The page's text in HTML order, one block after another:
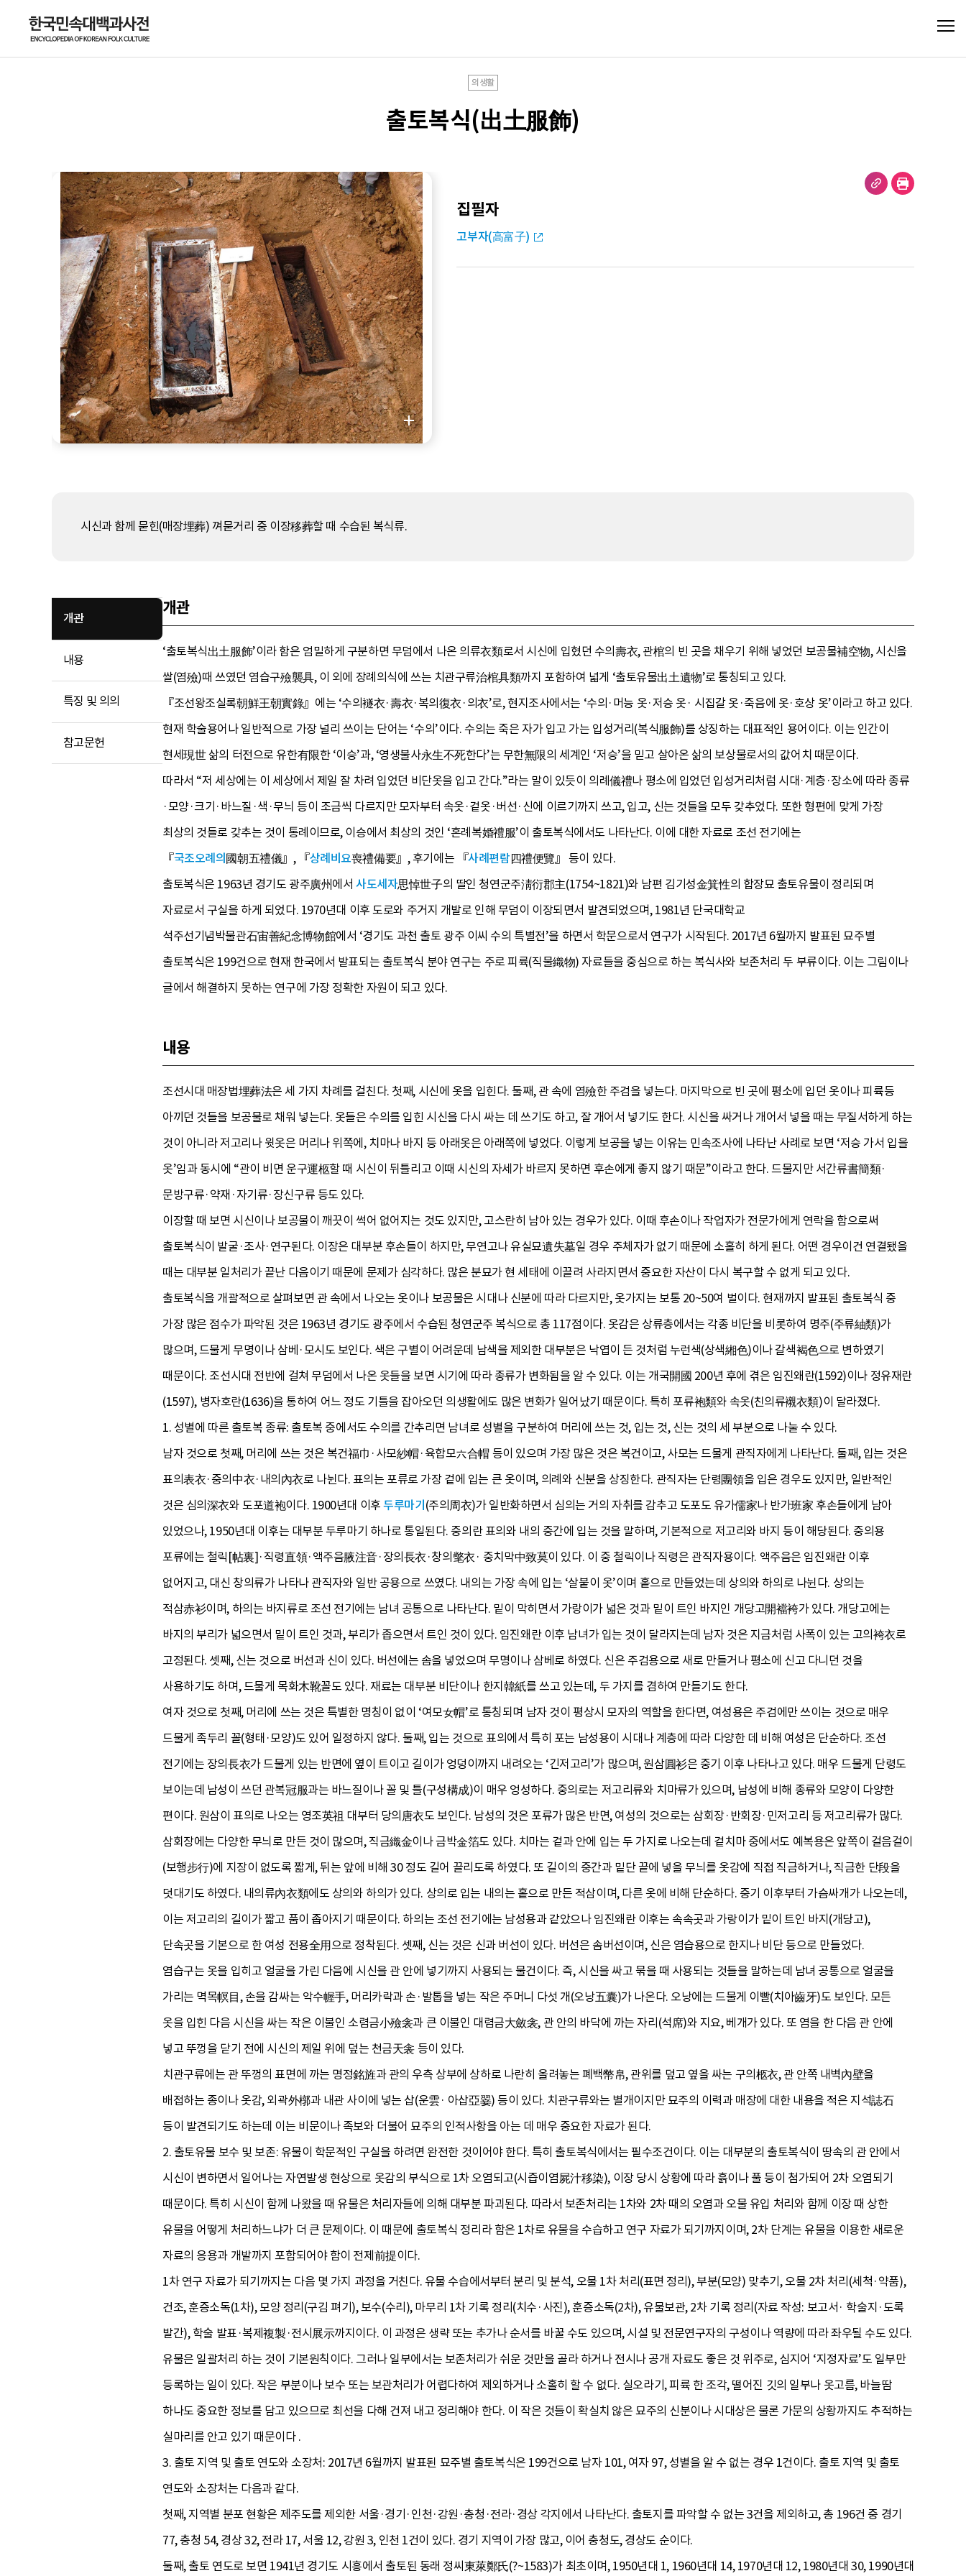
의생활
출토복식(出土服飾)
집필자
고부자(高富子)
시신과 함께 묻힌(매장埋葬) 껴묻거리 중 이장移葬할 때 수습된 복식류.
개관
내용
특징 및 의의
참고문헌
개관
‘출토복식出土服飾’이라 함은 엄밀하게 구분하면 무덤에서 나온 의류衣類로서 시신에 입혔던 수의壽衣, 관棺의 빈 곳을 채우기 위해 넣었던 보공물補空物, 시신을
쌀(염殮)때 쓰였던 염습구殮襲具, 이 외에 장례의식에 쓰는 치관구류治棺具類까지 포함하여 넓게 ‘출토유물出土遺物’로 통칭되고 있다.
『조선왕조실록朝鮮王朝實錄』에는 ‘수의襚衣·壽衣·복의復衣·의衣’로, 현지조사에서는 ‘수의·머능 옷·저승 옷· 시집갈 옷·죽음에 옷·호상 옷’이라고 하고 있다.
현재 학술용어나 일반적으로 가장 널리 쓰이는 단어는 ‘수의’이다. 수의는 죽은 자가 입고 가는 입성거리(복식服飾)를 상징하는 대표적인 용어이다. 이는 인간이
현세現世 삶의 터전으로 유한有限한 ‘이승’과, ‘영생불사永生不死한다’는 무한無限의 세계인 ‘저승’을 믿고 살아온 삶의 보상물로서의 값어치 때문이다.
따라서 “저 세상에는 이 세상에서 제일 잘 차려 입었던 비단옷을 입고 간다.”라는 말이 있듯이 의례儀禮나 평소에 입었던 입성거리처럼 시대·계층·장소에 따라 종류
·모양·크기·바느질·색·무늬 등이 조금씩 다르지만 모자부터 속옷·겉옷·버선·신에 이르기까지 쓰고, 입고, 신는 것들을 모두 갖추었다. 또한 형편에 맞게 가장
최상의 것들로 갖추는 것이 통례이므로, 이승에서 최상의 것인 ‘혼례복婚禮服’이 출토복식에서도 나타난다. 이에 대한 자료로 조선 전기에는
『국조오례의國朝五禮儀』, 『상례비요喪禮備要』, 후기에는 『사례편람四禮便覽』 등이 있다.
출토복식은 1963년 경기도 광주廣州에서사도세자思悼世子의 딸인 청연군주淸衍郡主(1754~1821)와 남편 김기성金箕性의 합장묘 출토유물이 정리되며
자료로서 구실을 하게 되었다. 1970년대 이후 도로와 주거지 개발로 인해 무덤이 이장되면서 발견되었으며, 1981년 단국대학교
석주선기념박물관石宙善紀念博物館에서 ‘경기도 과천 출토 광주 이씨 수의 특별전’을 하면서 학문으로서 연구가 시작된다. 2017년 6월까지 발표된 묘주별
출토복식은 199건으로 현재 한국에서 발표되는 출토복식 분야 연구는 주로 피륙(직물織物) 자료들을 중심으로 하는 복식사와 보존처리 두 부류이다. 이는 그림이나
글에서 해결하지 못하는 연구에 가장 정확한 자원이 되고 있다.
내용
조선시대 매장법埋葬法은 세 가지 차례를 걸친다. 첫째, 시신에 옷을 입힌다. 둘째, 관 속에 염殮한 주검을 넣는다. 마지막으로 빈 곳에 평소에 입던 옷이나 피륙등
아끼던 것들을 보공물로 채워 넣는다. 옷들은 수의를 입힌 시신을 다시 싸는 데 쓰기도 하고, 잘 개어서 넣기도 한다. 시신을 싸거나 개어서 넣을 때는 무질서하게 하는
것이 아니라 저고리나 윗옷은 머리나 위쪽에, 치마나 바지 등 아래옷은 아래쪽에 넣었다. 이렇게 보공을 넣는 이유는 민속조사에 나타난 사례로 보면 ‘저승 가서 입을
옷’임과 동시에 “관이 비면 운구運柩할 때 시신이 뒤틀리고 이때 시신의 자세가 바르지 못하면 후손에게 좋지 않기 때문”이라고 한다. 드물지만 서간류書簡類·
문방구류·약재·자기류·장신구류 등도 있다.
이장할 때 보면 시신이나 보공물이 깨끗이 썩어 없어지는 것도 있지만, 고스란히 남아 있는 경우가 있다. 이때 후손이나 작업자가 전문가에게 연락을 함으로써
출토복식이 발굴·조사·연구된다. 이장은 대부분 후손들이 하지만, 무연고나 유실묘遺失墓일 경우 주체자가 없기 때문에 소홀히 하게 된다. 어떤 경우이건 연결됐을
때는 대부분 일처리가 끝난 다음이기 때문에 문제가 심각하다. 많은 분묘가 현 세태에 이끌려 사라지면서 중요한 자산이 다시 복구할 수 없게 되고 있다.
출토복식을 개괄적으로 살펴보면 관 속에서 나오는 옷이나 보공물은 시대나 신분에 따라 다르지만, 옷가지는 보통 20~50여 벌이다. 현재까지 발표된 출토복식 중
가장 많은 점수가 파악된 것은 1963년 경기도 광주에서 수습된 청연군주 복식으로 총 117점이다. 옷감은 상류층에서는 각종 비단을 비롯하여 명주(주류紬類)가
많으며, 드물게 무명이나 삼베·모시도 보인다. 색은 구별이 어려운데 남색을 제외한 대부분은 낙엽이 든 것처럼 누런색(상색緗色)이나 갈색褐色으로 변하였기
때문이다. 조선시대 전반에 걸쳐 무덤에서 나온 옷들을 보면 시기에 따라 종류가 변화됨을 알 수 있다. 이는 개국開國 200년 후에 겪은 임진왜란(1592)이나 정유재란
(1597), 병자호란(1636)을 통하여 어느 정도 기틀을 잡아오던 의생활에도 많은 변화가 일어났기 때문이다. 특히 포류袍類와 속옷(친의류襯衣類)이 달라졌다.
1. 성별에 따른 출토복 종류: 출토복 중에서도 수의를 간추리면 남녀로 성별을 구분하여 머리에 쓰는 것, 입는 것, 신는 것의 세 부분으로 나눌 수 있다.
남자 것으로 첫째, 머리에 쓰는 것은 복건福巾·사모紗帽·육합모六合帽 등이 있으며 가장 많은 것은 복건이고, 사모는 드물게 관직자에게 나타난다. 둘째, 입는 것은
표의表衣·중의中衣·내의內衣로 나뉜다. 표의는 포류로 가장 겉에 입는 큰 옷이며, 의례와 신분을 상징한다. 관직자는 단령團領을 입은 경우도 있지만, 일반적인
것은 심의深衣와 도포道袍이다. 1900년대 이후두루마기(주의周衣)가 일반화하면서 심의는 거의 자취를 감추고 도포도 유가儒家나 반가班家 후손들에게 남아
있었으나, 1950년대 이후는 대부분 두루마기 하나로 통일된다. 중의란 표의와 내의 중간에 입는 것을 말하며, 기본적으로 저고리와 바지 등이 해당된다. 중의용
포류에는 철릭[帖裏]·직령直領·액주음腋注音·장의長衣·창의氅衣· 중치막中致莫이 있다. 이 중 철릭이나 직령은 관직자용이다. 액주음은 임진왜란 이후
없어지고, 대신 창의류가 나타나 관직자와 일반 공용으로 쓰였다. 내의는 가장 속에 입는 ‘살붙이 옷’이며 홑으로 만들었는데 상의와 하의로 나뉜다. 상의는
적삼赤衫이며, 하의는 바지류로 조선 전기에는 남녀 공통으로 나타난다. 밑이 막히면서 가랑이가 넓은 것과 밑이 트인 바지인 개당고開襠袴가 있다. 개당고에는
바지의 부리가 넓으면서 밑이 트인 것과, 부리가 좁으면서 트인 것이 있다. 임진왜란 이후 남녀가 입는 것이 달라지는데 남자 것은 지금처럼 사폭이 있는 고의袴衣로
고정된다. 셋째, 신는 것으로 버선과 신이 있다. 버선에는 솜을 넣었으며 무명이나 삼베로 하였다. 신은 주검용으로 새로 만들거나 평소에 신고 다니던 것을
사용하기도 하며, 드물게 목화木靴꼴도 있다. 재료는 대부분 비단이나 한지韓紙를 쓰고 있는데, 두 가지를 겸하여 만들기도 한다.
여자 것으로 첫째, 머리에 쓰는 것은 특별한 명칭이 없이 ‘여모女帽’로 통칭되며 남자 것이 평상시 모자의 역할을 한다면, 여성용은 주검에만 쓰이는 것으로 매우
드물게 족두리 꼴(형태·모양)도 있어 일정하지 않다. 둘째, 입는 것으로 표의에서 특히 포는 남성용이 시대나 계층에 따라 다양한 데 비해 여성은 단순하다. 조선
전기에는 장의長衣가 드물게 있는 반면에 옆이 트이고 길이가 엉덩이까지 내려오는 ‘긴저고리’가 많으며, 원삼圓衫은 중기 이후 나타나고 있다. 매우 드물게 단령도
보이는데 남성이 쓰던 관복冠服과는 바느질이나 꼴 및 틀(구성構成)이 매우 엉성하다. 중의로는 저고리류와 치마류가 있으며, 남성에 비해 종류와 모양이 다양한
편이다. 원삼이 표의로 나오는 영조英祖 대부터 당의唐衣도 보인다. 남성의 것은 포류가 많은 반면, 여성의 것으로는 삼회장·반회장·민저고리 등 저고리류가 많다.
삼회장에는 다양한 무늬로 만든 것이 많으며, 직금織金이나 금박金箔도 있다. 치마는 겉과 안에 입는 두 가지로 나오는데 겉치마 중에서도 예복용은 앞쪽이 걸음걸이
(보행步行)에 지장이 없도록 짧게, 뒤는 앞에 비해 30 정도 길어 끌리도록 하였다. 또 길이의 중간과 밑단 끝에 넣을 무늬를 옷감에 직접 직금하거나, 직금한 단段을
덧대기도 하였다. 내의류內衣類에도 상의와 하의가 있다. 상의로 입는 내의는 홑으로 만든 적삼이며, 다른 옷에 비해 단순하다. 중기 이후부터 가슴싸개가 나오는데,
이는 저고리의 길이가 짧고 품이 좁아지기 때문이다. 하의는 조선 전기에는 남성용과 같았으나 임진왜란 이후는 속속곳과 가랑이가 밑이 트인 바지(개당고),
단속곳을 기본으로 한 여성 전용全用으로 정착된다. 셋째, 신는 것은 신과 버선이 있다. 버선은 솜버선이며, 신은 염습용으로 한지나 비단 등으로 만들었다.
염습구는 옷을 입히고 얼굴을 가린 다음에 시신을 관 안에 넣기까지 사용되는 물건이다. 즉, 시신을 싸고 묶을 때 사용되는 것들을 말하는데 남녀 공통으로 얼굴을
가리는 멱목幎目, 손을 감싸는 악수幄手, 머리카락과 손·발톱을 넣는 작은 주머니 다섯 개(오낭五囊)가 나온다. 오낭에는 드물게 이빨(치아齒牙)도 보인다. 모든
옷을 입힌 다음 시신을 싸는 작은 이불인 소렴금小殮衾과 큰 이불인 대렴금大斂衾, 관 안의 바닥에 까는 자리(석席)와 지요, 베개가 있다. 또 염을 한 다음 관 안에
넣고 뚜껑을 닫기 전에 시신의 제일 위에 덮는 천금天衾 등이 있다.
치관구류에는 관 뚜껑의 표면에 까는 명정銘旌과 관의 우측 상부에 상하로 나란히 올려놓는 폐백幣帛, 관위를 덮고 옆을 싸는 구의柩衣, 관 안쪽 내벽內壁을
배접하는 종이나 옷감, 외곽外槨과 내관 사이에 넣는 삽(운雲· 아삽亞翣) 등이 있다. 치관구류와는 별개이지만 묘주의 이력과 매장에 대한 내용을 적은 지석誌石
등이 발견되기도 하는데 이는 비문이나 족보와 더불어 묘주의 인적사항을 아는 데 매우 중요한 자료가 된다.
2. 출토유물 보수 및 보존: 유물이 학문적인 구실을 하려면 완전한 것이어야 한다. 특히 출토복식에서는 필수조건이다. 이는 대부분의 출토복식이 땅속의 관 안에서
시신이 변하면서 일어나는 자연발생 현상으로 옷감의 부식으로 1차 오염되고(시즙이염屍汁移染), 이장 당시 상황에 따라 흙이나 풀 등이 첨가되어 2차 오염되기
때문이다. 특히 시신이 함께 나왔을 때 유물은 처리자들에 의해 대부분 파괴된다. 따라서 보존처리는 1차와 2차 때의 오염과 오물 유입 처리와 함께 이장 때 상한
유물을 어떻게 처리하느냐가 더 큰 문제이다. 이 때문에 출토복식 정리라 함은 1차로 유물을 수습하고 연구 자료가 되기까지이며, 2차 단계는 유물을 이용한 새로운
자료의 응용과 개발까지 포함되어야 함이 전제前提이다.
1차 연구 자료가 되기까지는 다음 몇 가지 과정을 거친다. 유물 수습에서부터 분리 및 분석, 오물 1차 처리(표면 정리), 부분(모양) 맞추기, 오물 2차 처리(세척·약품),
건조, 훈증소독(1차), 모양 정리(구김 펴기), 보수(수리), 마무리 1차 기록 정리(치수·사진), 훈증소독(2차), 유물보관, 2차 기록 정리(자료 작성: 보고서· 학술지·도록
발간), 학술 발표·복제複製·전시展示까지이다. 이 과정은 생략 또는 추가나 순서를 바꿀 수도 있으며, 시설 및 전문연구자의 구성이나 역량에 따라 좌우될 수도 있다.
유물은 일괄처리 하는 것이 기본원칙이다. 그러나 일부에서는 보존처리가 쉬운 것만을 골라 하거나 전시나 공개 자료도 좋은 것 위주로, 심지어 ‘지정자료’도 일부만
등록하는 일이 있다. 작은 부분이나 보수 또는 보관처리가 어렵다하여 제외하거나 소홀히 할 수 없다. 실오라기, 피륙 한 조각, 떨어진 깃의 일부나 옷고름, 바늘땀
하나도 중요한 정보를 담고 있으므로 최선을 다해 건져 내고 정리해야 한다. 이 작은 것들이 확실치 않은 묘주의 신분이나 시대상은 물론 가문의 상황까지도 추적하는
실마리를 안고 있기 때문이다 .
3. 출토 지역 및 출토 연도와 소장처: 2017년 6월까지 발표된 묘주별 출토복식은 199건으로 남자 101, 여자 97, 성별을 알 수 없는 경우 1건이다. 출토 지역 및 출토
연도와 소장처는 다음과 같다.
첫째, 지역별 분포 현황은 제주도를 제외한 서울·경기·인천·강원·충청·전라·경상 각지에서 나타난다. 출토지를 파악할 수 없는 3건을 제외하고, 총 196건 중 경기
77, 충청 54, 경상 32, 전라 17, 서울 12, 강원 3, 인천 1건이 있다. 경기 지역이 가장 많고, 이어 충청도, 경상도 순이다.
둘째, 출토 연도로 보면 1941년 경기도 시흥에서 출토된 동래 정씨東萊鄭氏(?~1583)가 최초이며, 1950년대 1, 1960년대 14, 1970년대 12, 1980년대 30, 1990년대